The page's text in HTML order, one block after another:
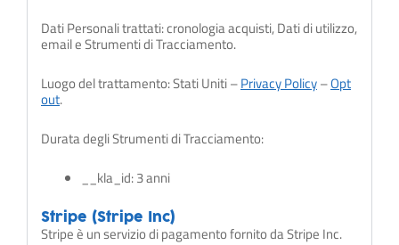
Dati Personali trattati: cronologia acquisti, Dati di utilizzo,
email e Strumenti di Tracciamento.
Luogo del trattamento: Stati Uniti –Privacy Policy–Opt
out.
Durata degli Strumenti di Tracciamento:
__kla_id: 3 anni
Stripe (Stripe Inc)
Stripe è un servizio di pagamento fornito da Stripe Inc.